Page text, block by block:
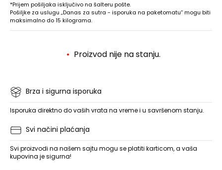
*Prijem pošiljaka isključivo na šalteru pošte.
Pošiljke za uslugu „Danas za sutra - isporuka na paketomatu“ mogu biti
maksimalno do 15 kilograma.
Proizvod nije na stanju.
Brza i sigurna isporuka
Isporuka direktno do vaših vrata na vreme i u savršenom stanju.
Svi načini plaćanja
Svi proizvodi na našem sajtu mogu se platiti karticom, a vaša
kupovina je sigurna!